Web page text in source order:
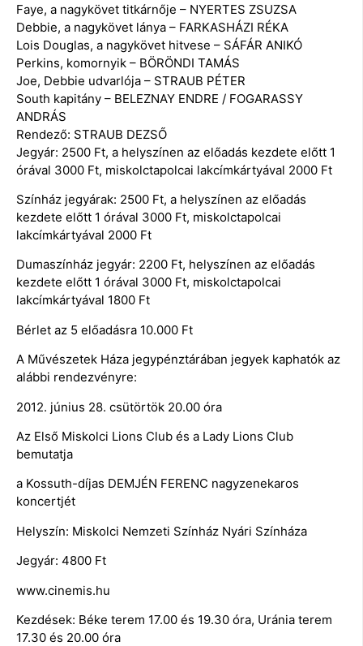
Faye, a nagykövet titkárnője – NYERTES ZSUZSA
Debbie, a nagykövet lánya – FARKASHÁZI RÉKA
Lois Douglas, a nagykövet hitvese – SÁFÁR ANIKÓ
Perkins, komornyik – BÖRÖNDI TAMÁS
Joe, Debbie udvarlója – STRAUB PÉTER
South kapitány – BELEZNAY ENDRE / FOGARASSY
ANDRÁS
Rendező: STRAUB DEZSŐ
Jegyár: 2500 Ft, a helyszínen az előadás kezdete előtt 1
órával 3000 Ft, miskolctapolcai lakcímkártyával 2000 Ft
Színház jegyárak: 2500 Ft, a helyszínen az előadás
kezdete előtt 1 órával 3000 Ft, miskolctapolcai
lakcímkártyával 2000 Ft
Dumaszínház jegyár: 2200 Ft, helyszínen az előadás
kezdete előtt 1 órával 3000 Ft, miskolctapolcai
lakcímkártyával 1800 Ft
Bérlet az 5 előadásra 10.000 Ft
A Művészetek Háza jegypénztárában jegyek kaphatók az
alábbi rendezvényre:
2012. június 28. csütörtök 20.00 óra
Az Első Miskolci Lions Club és a Lady Lions Club
bemutatja
a Kossuth-díjas DEMJÉN FERENC nagyzenekaros
koncertjét
Helyszín: Miskolci Nemzeti Színház Nyári Színháza
Jegyár: 4800 Ft
www.cinemis.hu
Kezdések: Béke terem 17.00 és 19.30 óra, Uránia terem
17.30 és 20.00 óra